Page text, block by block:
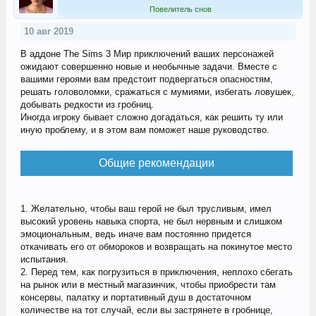
Повелитель снов
10 авг 2019
В аддоне The Sims 3 Мир приключений ваших персонажей
ожидают совершенно новые и необычные задачи. Вместе с
вашими героями вам предстоит подвергаться опасностям,
решать головоломки, сражаться с мумиями, избегать ловушек,
добывать редкости из гробниц.
Иногда игроку бывает сложно догадаться, как решить ту или
иную проблему, и в этом вам поможет наше руководство.
Общие рекомендации
1. Желательно, чтобы ваш герой не был трусливым, имел
высокий уровень навыка спорта, не был нервным и слишком
эмоциональным, ведь иначе вам постоянно придется
откачивать его от обмороков и возвращать на покинутое место
испытания.
2. Перед тем, как погрузиться в приключения, неплохо сбегать
на рынок или в местный магазинчик, чтобы приобрести там
консервы, палатку и портативный душ в достаточном
количестве на тот случай, если вы застрянете в гробнице,